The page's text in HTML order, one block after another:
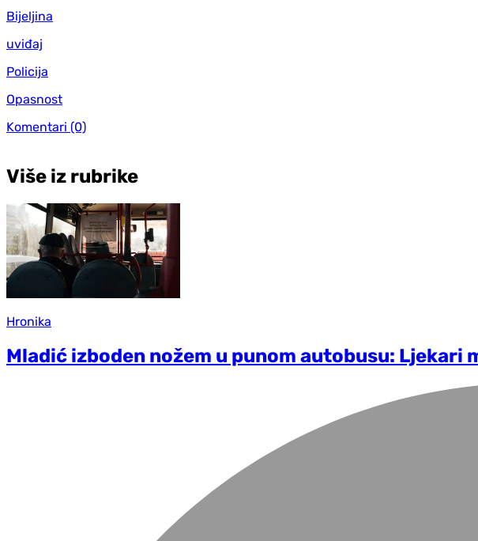
Bijeljina
uviđaj
Policija
Opasnost
Komentari (0)
Više iz rubrike
Hronika
Mladić izboden nožem u punom autobusu: Ljekari